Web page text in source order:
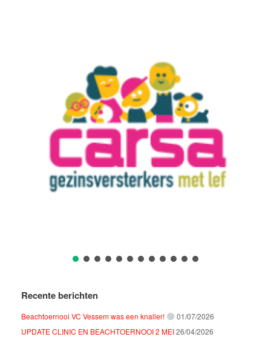
Recente berichten
Beachtoernooi VC Vessem was een knaller!
01/07/2026
UPDATE CLINIC EN BEACHTOERNOOI 2 MEI26/04/2026